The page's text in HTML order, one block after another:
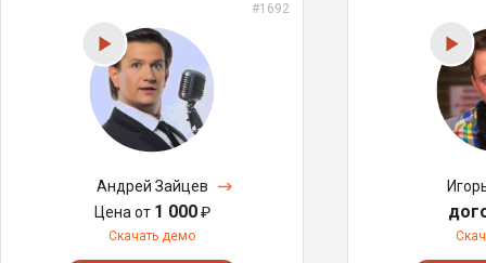
#1692
Андрей Зайцев
Цена от 1 000₽
Скачать демо